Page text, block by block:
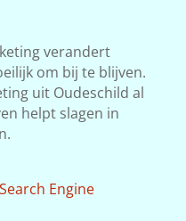
verandert
om bij te blijven.
uit Oudeschild al
helpt slagen in
Search Engine